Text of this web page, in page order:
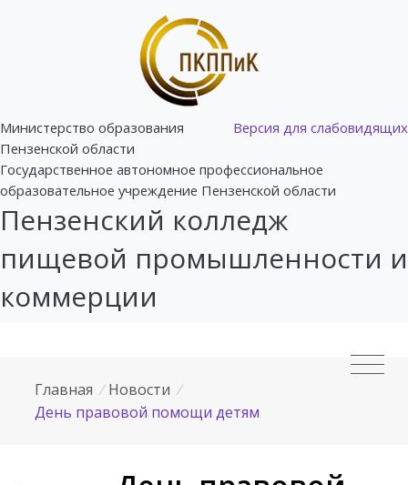
Версия для слабовидящих
Министерство образования
Пензенской области
Государственное автономное профессиональное
образовательное учреждение Пензенской области
Пензенский колледж
пищевой промышленности и
коммерции
Главная / Новости /
День правовой помощи детям